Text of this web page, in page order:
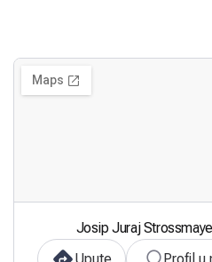
Josip Juraj